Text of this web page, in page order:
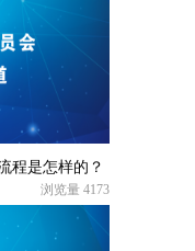
程是怎样的？
浏览量 4173